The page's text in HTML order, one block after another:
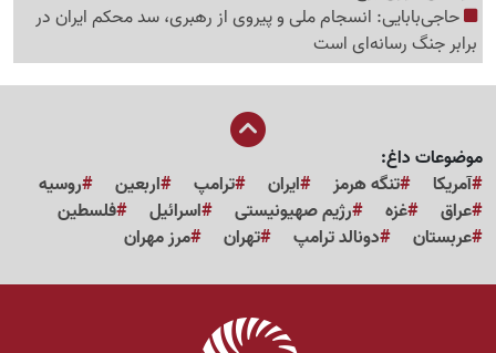
حاجی‌بابایی: انسجام ملی و پیروی از رهبری، سد محکم ایران در
برابر جنگ رسانه‌ای است
موضوعات داغ:
آمریکا
تنگه هرمز ایران ترامپ اربعین
روسیه
عراق
غزه رژیم صهیونیستی اسرائیل
فلسطین
عربستان
دونالد ترامپ تهران مرز مهران